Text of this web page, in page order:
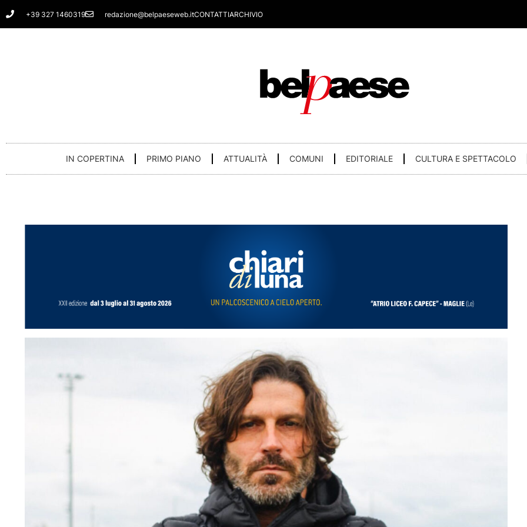
Vai
al
+39 327 1460319 redazione@belpaeseweb.itCONTATTIARCHIVIO
IN COPERTINA PRIMO PIANO ATTUALITÀ COMUNI EDITORIALE CULTURA E SPETTACOLO